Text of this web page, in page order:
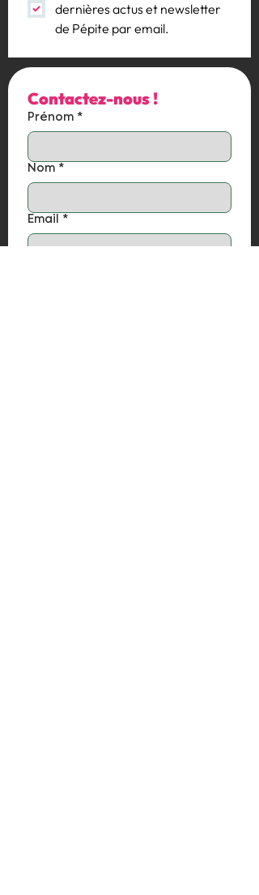
dernières actus et newsletter
de Pépite par email.
Contactez-nous !
Prénom *
Nom *
Email *